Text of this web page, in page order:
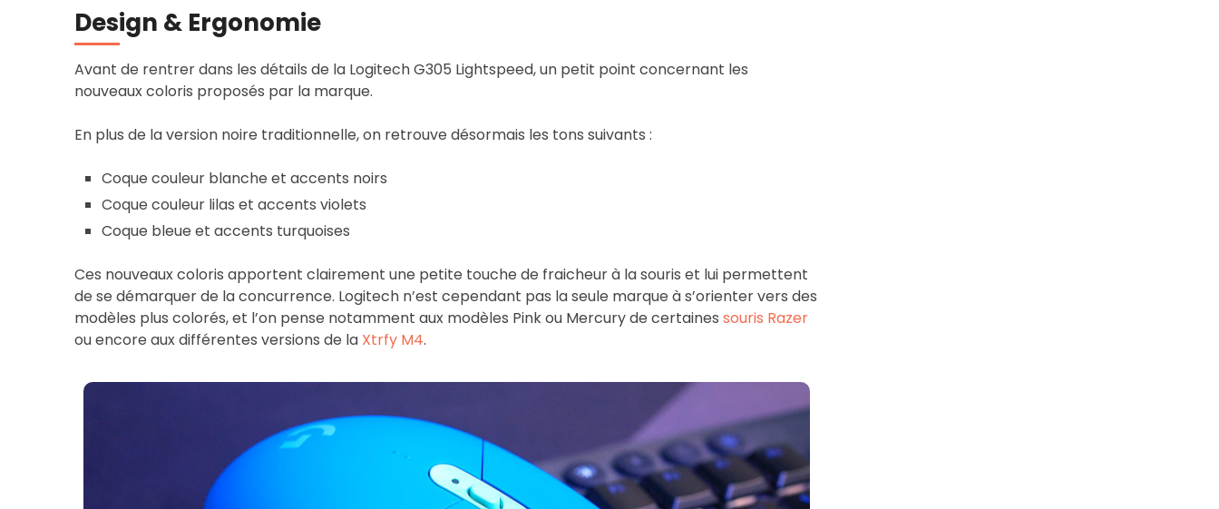
Design & Ergonomie
Avant de rentrer dans les détails de la Logitech G305 Lightspeed, un petit point concernant les
nouveaux coloris proposés par la marque.
En plus de la version noire traditionnelle, on retrouve désormais les tons suivants :
Coque couleur blanche et accents noirs
Coque couleur lilas et accents violets
Coque bleue et accents turquoises
Ces nouveaux coloris apportent clairement une petite touche de fraicheur à la souris et lui permettent
de se démarquer de la concurrence. Logitech n’est cependant pas la seule marque à s’orienter vers des
modèles plus colorés, et l’on pense notamment aux modèles Pink ou Mercury de certaines souris Razer
ou encore aux différentes versions de la Xtrfy M4.